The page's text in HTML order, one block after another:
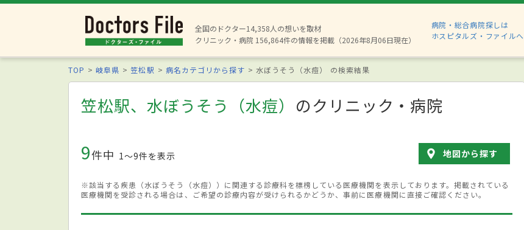
全国のドクター14,358人の想いを取材
クリニック・病院 156,864件の情報を掲載（2026年8月06日現在）
病院・総合病院探しは
ホスピタルズ・ファイルへ
TOP 岐阜県 笠松駅 病名カテゴリから探す 水ぼうそう（水痘） の検索結果
笠松駅、水ぼうそう（水痘） のクリニック・病院
9件中 1〜9件を表示 地図から探す
※該当する疾患（水ぼうそう（水痘））に関連する診療科を標榜している医療機関を表示しております。掲載されている
医療機関を受診される場合は、ご希望の診療内容が受けられるかどうか、事前に医療機関に直接ご確認ください。